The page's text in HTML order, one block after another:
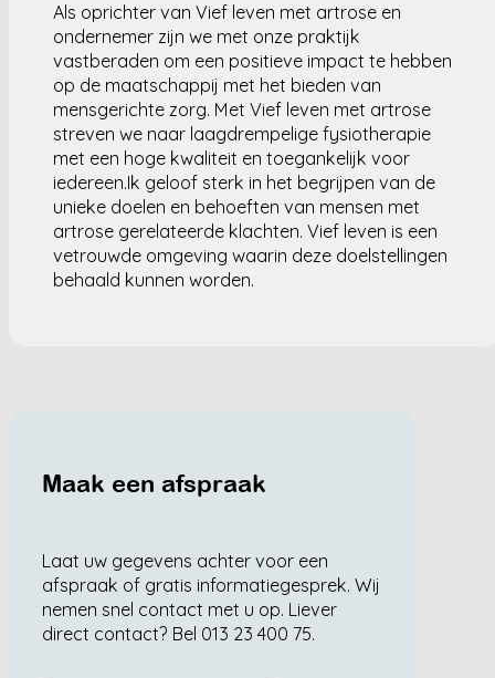
Als oprichter van Vief leven met artrose en
ondernemer zijn we met onze praktijk
vastberaden om een positieve impact te hebben
op de maatschappij met het bieden van
mensgerichte zorg. Met Vief leven met artrose
streven we naar laagdrempelige fysiotherapie
met een hoge kwaliteit en toegankelijk voor
iedereen.Ik geloof sterk in het begrijpen van de
unieke doelen en behoeften van mensen met
artrose gerelateerde klachten. Vief leven is een
vetrouwde omgeving waarin deze doelstellingen
behaald kunnen worden.
Maak een afspraak
Laat uw gegevens achter voor een
afspraak of gratis informatiegesprek. Wij
nemen snel contact met u op. Liever
direct contact? Bel 013 23 400 75.